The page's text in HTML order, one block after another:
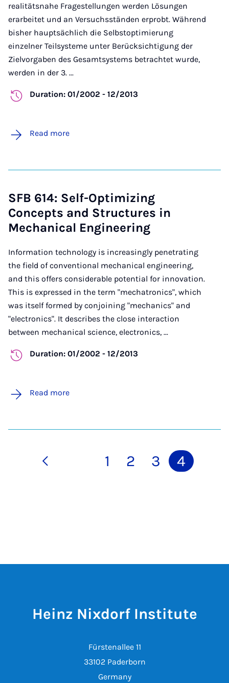
realitätsnahe Fragestellungen werden Lösungen
erarbeitet und an Versuchsständen erprobt. Während
bisher hauptsächlich die Selbstoptimierung
einzelner Teilsysteme unter Berücksichtigung der
Zielvorgaben des Gesamtsystems betrachtet wurde,
werden in der 3. ...
Duration: 01/2002 - 12/2013
Read more
SFB 614: Self-Optimizing
Concepts and Structures in
Mechanical Engineering
Information technology is increasingly penetrating
the field of conventional mechanical engineering,
and this offers considerable potential for innovation.
This is expressed in the term "mechatronics", which
was itself formed by conjoining "mechanics" and
"electronics". It describes the close interaction
between mechanical science, electronics, ...
Duration: 01/2002 - 12/2013
Read more
1 2 3 4
Heinz Nixdorf Institute
Fürstenallee 11
33102 Paderborn
Germany